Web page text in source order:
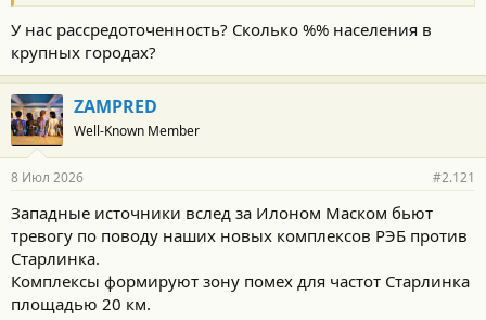
У нас рассредоточенность? Сколько %% населения в
крупных городах?
ZAMPRED
Well-Known Member
8 Июл 2026 #2.121
Западные источники вслед за Илоном Маском бьют
тревогу по поводу наших новых комплексов РЭБ против
Старлинка.
Комплексы формируют зону помех для частот Старлинка
площадью 20 км.